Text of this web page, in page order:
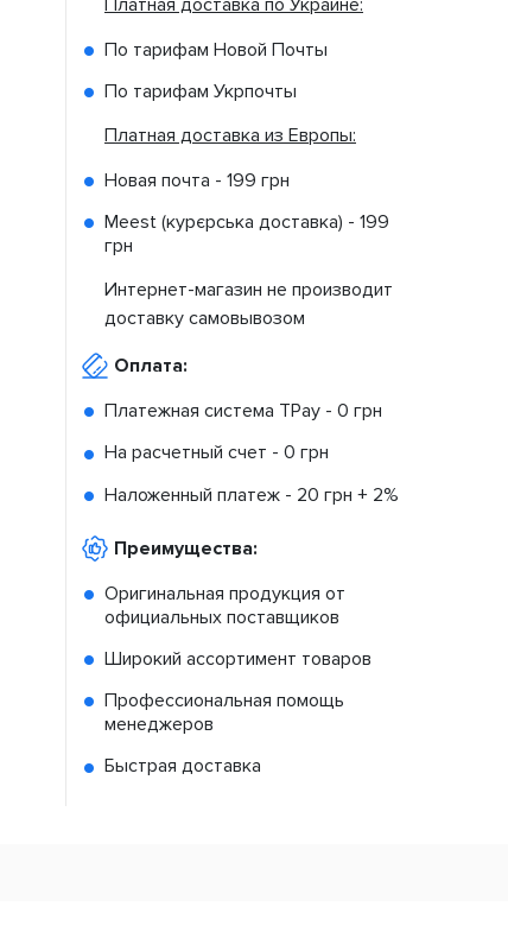
По тарифам Новой Почты
По тарифам Укрпочты
Платная доставка из Европы:
Новая почта - 199 грн
Meest (курєрська доставка) - 199
грн
Интернет-магазин не производит
доставку самовывозом
Оплата:
Платежная система TPay - 0 грн
На расчетный счет - 0 грн
Наложенный платеж - 20 грн + 2%
Преимущества:
Оригинальная продукция от
официальных поставщиков
Широкий ассортимент товаров
Профессиональная помощь
менеджеров
Быстрая доставка